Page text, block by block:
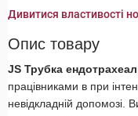
Дивитися властивості
Опис товару
JS Трубка
працівниками в при
невідкладній допомозі.